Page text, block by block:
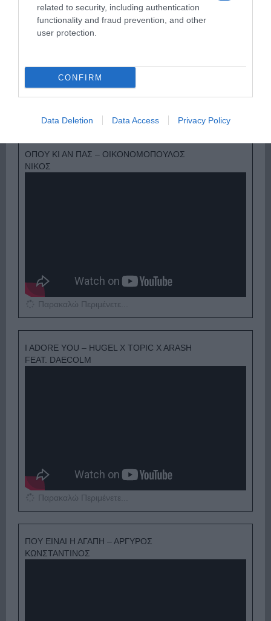
related to security, including authentication
functionality and fraud prevention, and other
user protection.
CONFIRM
Data Deletion Data Access Privacy Policy
ΟΠΟΥ ΚΙ ΑΝ ΠΑΣ – ΟΙΚΟΝΟΜΟΠΟΥΛΟΣ
ΝΙΚΟΣ
Παρακαλώ Περιμένετε...
I ADORE YOU – HUGEL X TOPIC X ARASH
FEAT. DAECOLM
Παρακαλώ Περιμένετε...
ΠΟΥ ΕΙΝΑΙ Η ΑΓΑΠΗ – ΑΡΓΥΡΟΣ
ΚΩΝΣΤΑΝΤΙΝΟΣ